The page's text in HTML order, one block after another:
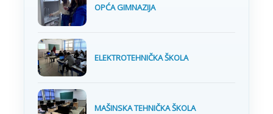
OPĆA GIMNAZIJA
ELEKTROTEHNIČKA ŠKOLA
MAŠINSKA TEHNIČKA ŠKOLA